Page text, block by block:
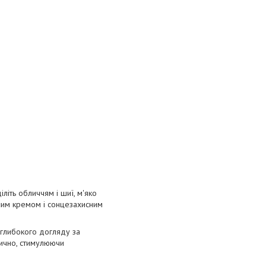
обличчям і шиї, м'яко
кремом і сонцезахисним
догляду за
стимулюючи